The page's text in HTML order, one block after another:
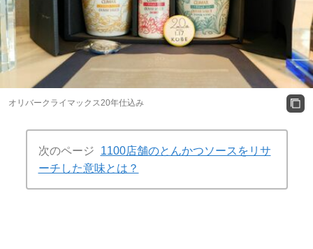
オリバークライマックス20年仕込み
次のページ
1100店舗のとんかつソースをリサ
ーチした意味とは？